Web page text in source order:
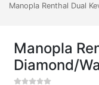
Manopla Renthal Dual
Manopla
Diamond/